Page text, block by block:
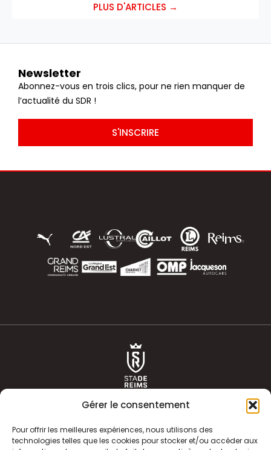
Gérer le consentement
Pour offrir les meilleures expériences, nous utilisons des
technologies telles que les cookies pour stocker et/ou accéder aux
PLUS D'ARTICLES →
Newsletter
Abonnez-vous en trois clics, pour ne rien manquer de
l’actualité du SDR !
S'INSCRIRE